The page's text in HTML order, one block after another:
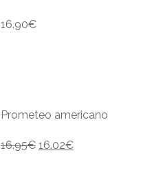
16.90€
Prometeo americano
16.95€ 16.02€